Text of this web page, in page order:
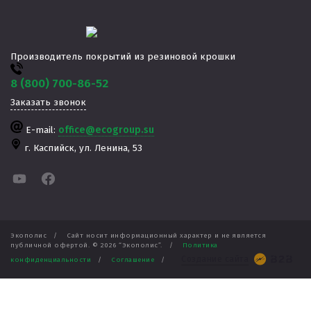
Производитель покрытий из резиновой крошки
8 (800) 700-86-52
Заказать звонок
E-mail: office@ecogroup.su
г. Каспийск, ул. Ленина, 53
Экополис /
Сайт носит информационный характер и не является
публичной офертой. © 2026 “Экополис”. /
Политика
конфиденциальности
/ Соглашение /